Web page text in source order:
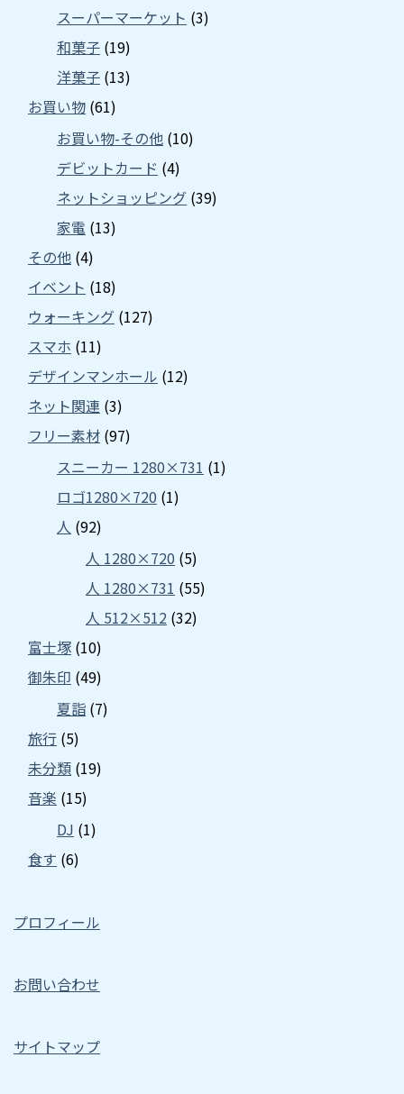
スーパーマーケット (3)
和菓子 (19)
洋菓子 (13)
お買い物 (61)
お買い物-その他 (10)
デビットカード (4)
ネットショッピング (39)
家電 (13)
その他 (4)
イベント (18)
ウォーキング (127)
スマホ (11)
デザインマンホール (12)
ネット関連 (3)
フリー素材 (97)
スニーカー 1280×731 (1)
ロゴ1280×720 (1)
人 (92)
人 1280×720 (5)
人 1280×731 (55)
人 512×512 (32)
富士塚 (10)
御朱印 (49)
夏詣 (7)
旅行 (5)
未分類 (19)
音楽 (15)
DJ (1)
食す (6)
プロフィール
お問い合わせ
サイトマップ